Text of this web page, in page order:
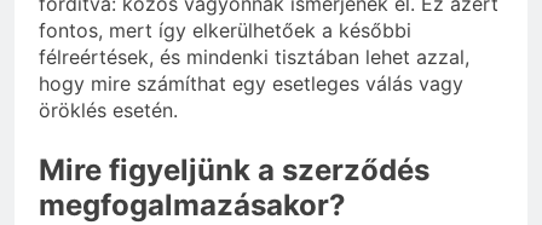
fontos, mert így elkerülhetőek a későbbi
félreértések, és mindenki tisztában lehet azzal,
hogy mire számíthat egy esetleges válás vagy
öröklés esetén.
Mire figyeljünk a szerződés
megfogalmazásakor?